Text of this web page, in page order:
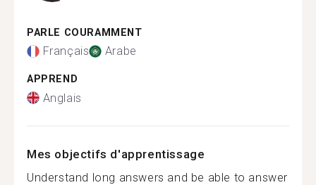
PARLE COURAMMENT
Français Arabe
APPREND
Anglais
Mes objectifs d'apprentissage
Understand long answers and be able to answer